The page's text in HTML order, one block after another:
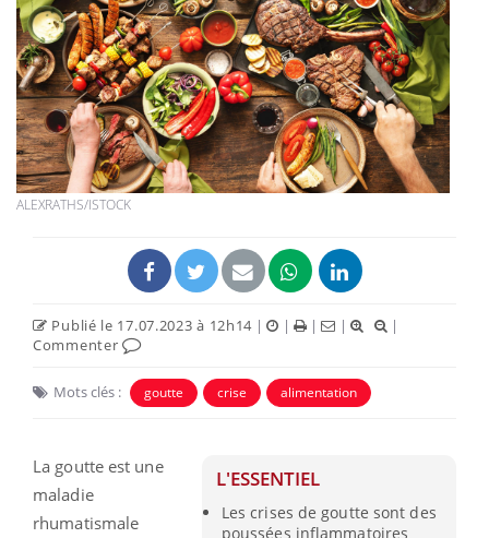
ALEXRATHS/ISTOCK
Publié le 17.07.2023 à 12h14 | | | |
|
Commenter
Mots clés : goutte crise alimentation
L'ESSENTIEL
Les crises de goutte sont des
poussées inflammatoires
La goutte est une
maladie
rhumatismale